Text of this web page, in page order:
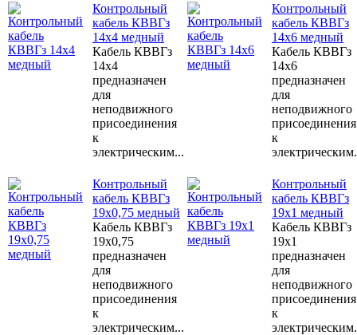
Контрольный
кабель КВВГз
14х4 медный
Кабель КВВГз
14х4
предназначен
для
неподвижного
присоединения
к
электрическим...
Контрольный
кабель КВВГз
14х6 медный
Кабель КВВГз
14х6
предназначен
для
неподвижного
присоединения
к
Контрольный
кабель КВВГз
19х0,75 медный
Кабель КВВГз
19х0,75
предназначен
для
неподвижного
присоединения
к
электрическим...
Контрольный
кабель КВВГз
19х1 медный
Кабель КВВГз
19х1
предназначен
для
неподвижного
присоединения
к